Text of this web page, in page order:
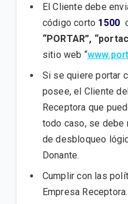
El Cliente debe
código corto 1500
“PORTAR”,
sitio web “
Si se quiere portar
posee, el Cliente
Receptora que
todo caso, se debe
de desbloqueo
Donante.
Cumplir con las
Empresa Receptora.